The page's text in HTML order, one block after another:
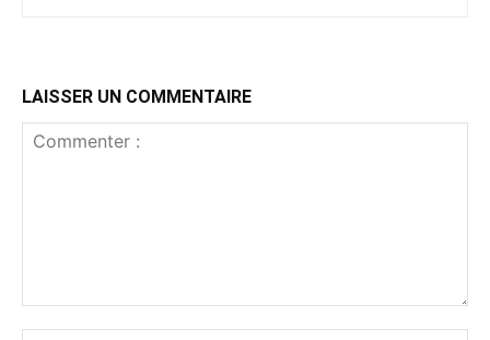
LAISSER UN COMMENTAIRE